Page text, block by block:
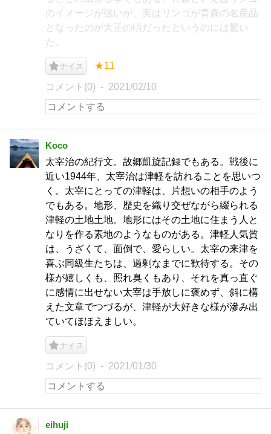
のイメージが強いが、実はリンゴが青森の名産品
となったのが大正の頃だったというのには驚い
た。
ナイス ★11
コメント(0) 2021/02/10
Koco
太宰治の紀行文。故郷凱旋記録でもある。戦後に
近い1944年、太宰治は津軽を訪れることを思いつ
く。太宰にとっての津軽は、片想いの相手のよう
でもある。地形、歴史を織り交ぜながら綴られる
津軽の土地土地。地形にはその土地に住まう人と
なりを作る素地のようなものがある。津軽人気質
は、うざくて、面倒で、愛らしい。太宰の来津を
喜ぶ同級生たちは、過剰なまでに歓待する。その
様が嬉しくも、照れ臭くもあり、それを真っ直ぐ
に感情に出せない太宰は手放しに褒めず、斜に構
えた文章でつづるが、津軽が大好きな様が滲み出
ていてほほえましい。
ナイス
コメント(0) 2021/01/30
eihuji